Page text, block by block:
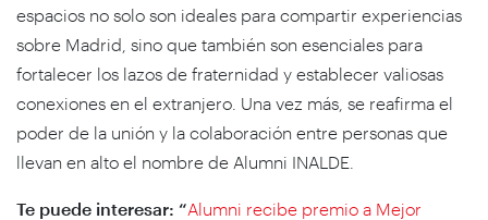
espacios no solo son ideales para compartir experiencias
sobre Madrid, sino que también son esenciales para
fortalecer los lazos de fraternidad y establecer valiosas
conexiones en el extranjero. Una vez más, se reafirma el
poder de la unión y la colaboración entre personas que
llevan en alto el nombre de Alumni INALDE.
Te puede interesar: “Alumni recibe premio a Mejor